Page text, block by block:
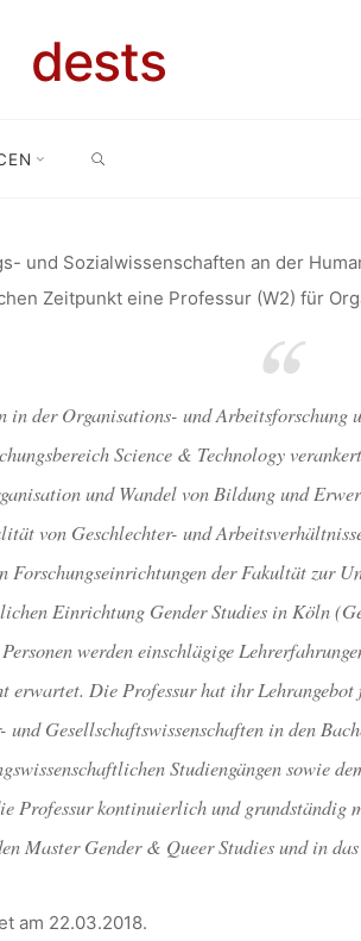
dests
dests 27. Februar 2018
für Organisation, Technik und
und Sozialwissenschaften an der
Zeitpunkt eine Professur (W2) für
in der Organisations- und Arbeitsforschung
Science & Technology
und Wandel von Bildung und
von Geschlechter- und
Forschungseinrichtungen der Fakultät zur
Einrichtung Gender Studies in Köln
werden einschlägige
erwartet. Die Professur hat ihr
Gesellschaftswissenschaften in den
Studiengängen sowie
Professur kontinuierlich und grundständig
Master Gender & Queer Studies und in
am 22.03.2018.